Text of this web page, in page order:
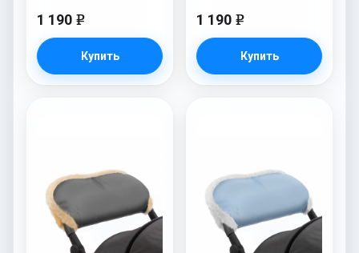
1 190 e
Купить
1 190 e
Купить